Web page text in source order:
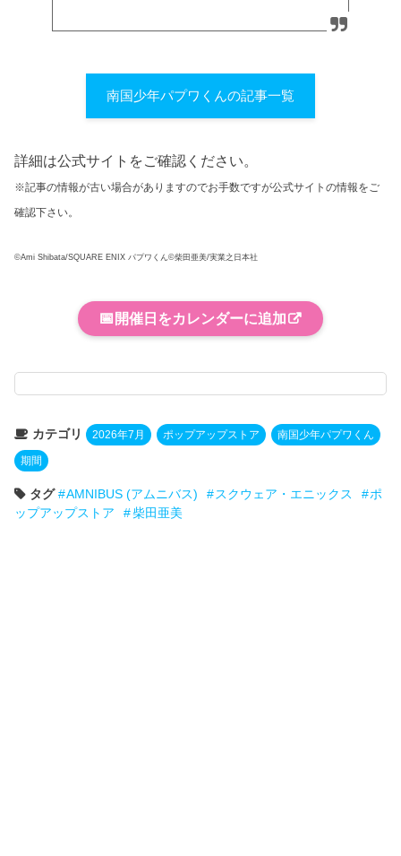
南国少年パプワくんの記事一覧
詳細は公式サイトをご確認ください。
※記事の情報が古い場合がありますのでお手数ですが公式サイトの情報をご
確認下さい。
©Ami Shibata/SQUARE ENIX パプワくん©柴田亜美/実業之日本社
📅 開催日をカレンダーに追加
カテゴリ 2026年7月 ポップアップストア 南国少年パプワくん
期間
タグ AMNIBUS (アムニバス) スクウェア・エニックス
ポ
ップアップストア
柴田亜美